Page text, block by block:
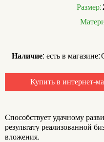
Размер:
Наличие: есть в
Купить в интернет-
Способствует удачному
результату реализованной
вложения.